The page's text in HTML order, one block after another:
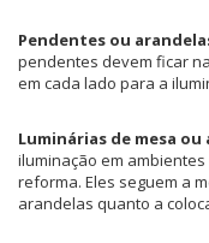
Pendentes ou
pendentes devem ficar
em cada lado para a
Luminárias de mesa ou
iluminação em
reforma. Eles seguem a
arandelas quanto a